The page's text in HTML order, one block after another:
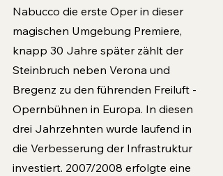
Nabucco die erste Oper in dieser
magischen Umgebung Premiere,
knapp 30 Jahre später zählt der
Steinbruch neben Verona und
Bregenz zu den führenden Freiluft -
Opernbühnen in Europa. In diesen
drei Jahrzehnten wurde laufend in
die Verbesserung der Infrastruktur
investiert. 2007/2008 erfolgte eine